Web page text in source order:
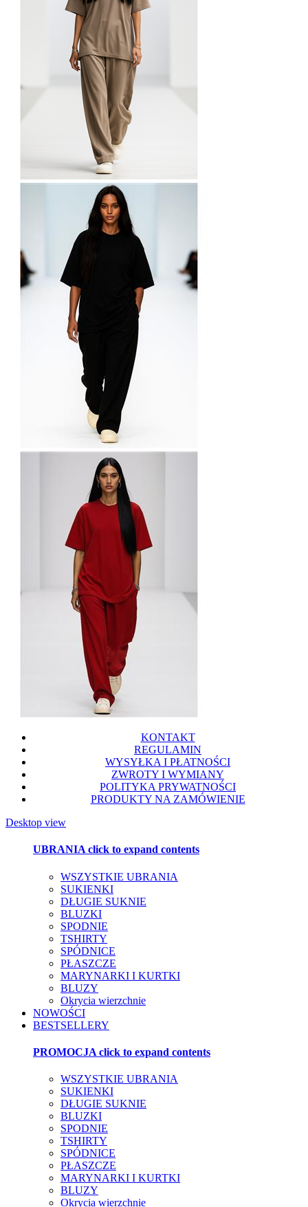
KONTAKT
REGULAMIN
WYSYŁKA I PŁATNOŚCI
ZWROTY I WYMIANY
POLITYKA PRYWATNOŚCI
PRODUKTY NA ZAMÓWIENIE
Desktop view
UBRANIAclick to expand contents
WSZYSTKIE UBRANIA
SUKIENKI
DŁUGIE SUKNIE
BLUZKI
SPODNIE
TSHIRTY
SPÓDNICE
PŁASZCZE
MARYNARKI I KURTKI
BLUZY
Okrycia wierzchnie
NOWOŚCI
BESTSELLERY
PROMOCJA click to expand contents
WSZYSTKIE UBRANIA
SUKIENKI
DŁUGIE SUKNIE
BLUZKI
SPODNIE
TSHIRTY
SPÓDNICE
PŁASZCZE
MARYNARKI I KURTKI
BLUZY
Okrycia wierzchnie